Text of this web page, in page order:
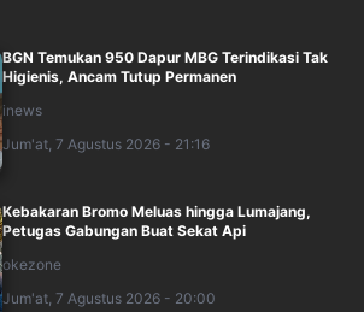
BGN Temukan 950 Dapur MBG Terindikasi Tak
Higienis, Ancam Tutup Permanen
inews
Jum'at, 7 Agustus 2026 - 21:16
Kebakaran Bromo Meluas hingga Lumajang,
Petugas Gabungan Buat Sekat Api
okezone
Jum'at, 7 Agustus 2026 - 20:00